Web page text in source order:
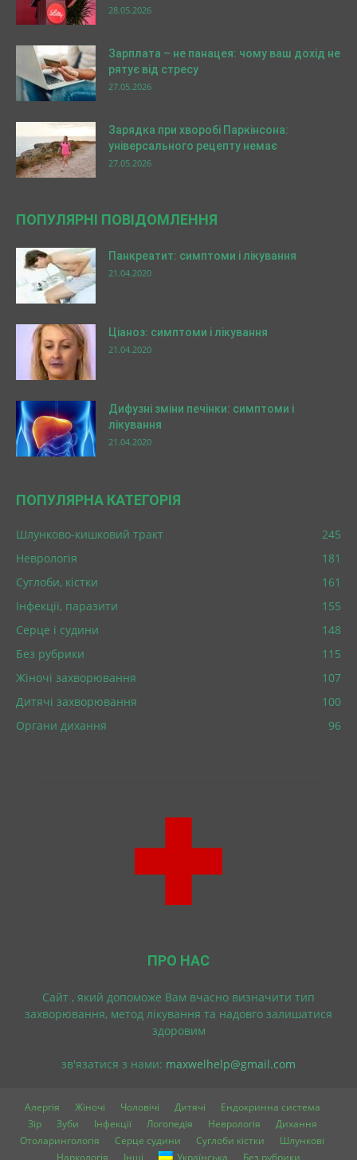
28.05.2026
Зарплата – не панацея: чому ваш дохід не
рятує від стресу
27.05.2026
Зарядка при хворобі Паркінсона:
універсального рецепту немає
27.05.2026
ПОПУЛЯРНІ ПОВІДОМЛЕННЯ
Панкреатит: симптоми і лікування
21.04.2020
Ціаноз: симптоми і лікування
21.04.2020
Дифузні зміни печінки: симптоми і
лікування
21.04.2020
ПОПУЛЯРНА КАТЕГОРІЯ
Шлунково-кишковий тракт
245
Неврологія
181
Суглоби, кістки
161
Інфекції, паразити
155
Серце і судини
148
Без рубрики
115
Жіночі захворювання
107
Дитячі захворювання
100
Органи дихання
96
ПРО НАС
Cайт , який допоможе Вам вчасно визначити тип
захворювання, метод лікування та надовго залишатися
здоровим
зв'язатися з нами: maxwelhelp@gmail.com
Алергія Жіночі Чоловічі Дитячі
Ендокринна система
Зір
Зуби Інфекції Логопедія Неврологія
Дихання
Отоларингологія
Серце судини Суглоби кістки
Шлункові
Наркологія
Інші Українська Без рубрики